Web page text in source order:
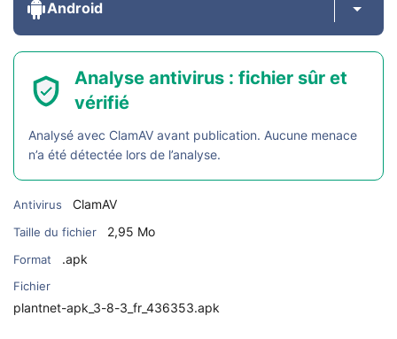
Android
Analyse antivirus : fichier sûr et
vérifié
Analysé avec ClamAV avant publication. Aucune menace
n’a été détectée lors de l’analyse.
Antivirus ClamAV
Taille du fichier 2,95 Mo
Format .apk
Fichier
plantnet-apk_3-8-3_fr_436353.apk